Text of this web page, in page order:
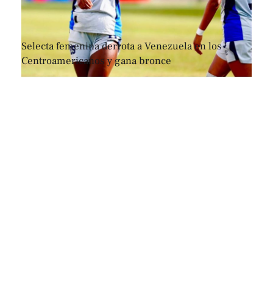
Selecta femenina derrota a Venezuela en los
Centroamericanos y gana bronce